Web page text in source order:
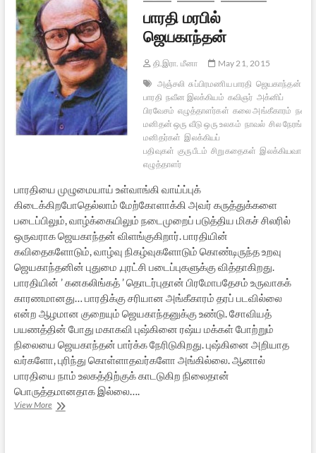
பாரதி மரபில்
ஜெயகாந்தன்
தி.இரா. மீனா
May 21, 2015
அஞ்சலி சுப்பிரமணிய பாரதி ஜெயகாந்தன்
பாரதி நவீன இலக்கியம் கவிஞர் அக்னிப்
பிரவேசம் எழுத்தாளர்கள் கலை அங்கீகாரம் நவீன
மனிதன் ஒரு வீடு ஒரு உலகம் நாவல் சில
மனிதர்கள் இலக்கியப்
பதிவுகள் குருபீடம் சிறுகதைகள் இலக்கியவாதி
எழுத்தாளர்
பாரதியை முழுமையாய் உள்வாங்கி வாய்ப்புக்
கிடைக்கிறபோதெல்லாம் மேற்கோளாக்கி அவர் கருத்துக்களை
படைப்பிலும், வாழ்க்கையிலும் நடைமுறைப் படுத்திய மிகச் சிலரில்
ஒருவராக ஜெயகாந்தன் விளங்குகிறார். பாரதியின்
கவிதைகளோடும், வாழ்வு நிகழ்வுகளோடும் கொண்டிருந்த உறவு
ஜெயகாந்தனின் புதுமை ,புரட்சி படைப்புகளுக்கு வித்தாகிறது.
பாரதியின் ’ கனகலிங்கத் ’ தொடர்புதான் பிரமோபதேசம் உருவாகக்
காரணமானது… பாரதிக்கு சரியான அங்கீகாரம் தரப் படவில்லை
என்ற ஆழமான குறையும் ஜெயகாந்தனுக்கு உண்டு. சோவியத்
பயணத்தின் போது மகாகவி புஷ்கினை ரஷ்ய மக்கள் போற்றும்
நிலையை ஜெயகாந்தன் பார்க்க நேரிடுகிறது. புஷ்கினை அறியாத
வர்களோ, புரிந்து கொள்ளாதவர்களோ அங்கில்லை. ஆனால்
பாரதியை நாம் உலகத்திற்குக் காடடுகிற நிலைதான்
பொருத்தமானதாக இல்லை….
View Moreபாரதி